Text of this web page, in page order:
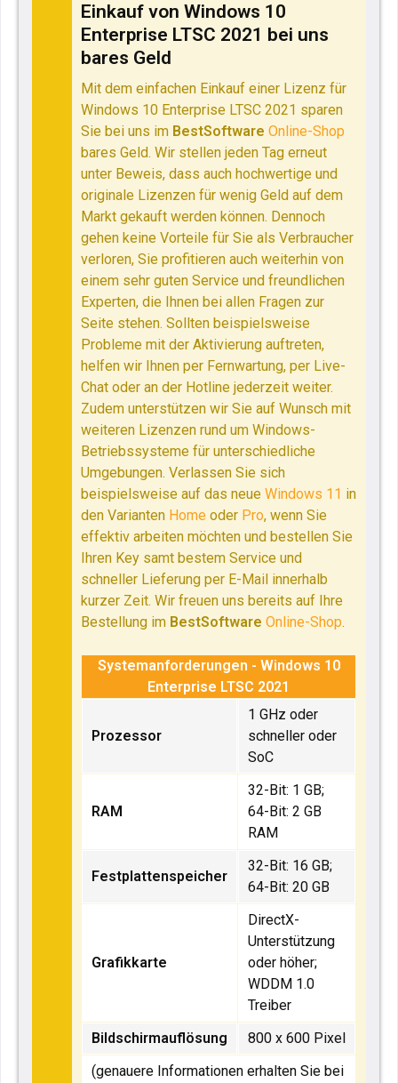
Einkauf von Windows 10
Enterprise LTSC 2021 bei uns
bares Geld
Mit dem einfachen Einkauf einer Lizenz für
Windows 10 Enterprise LTSC 2021 sparen
Sie bei uns im BestSoftware Online-Shop
bares Geld. Wir stellen jeden Tag erneut
unter Beweis, dass auch hochwertige und
originale Lizenzen für wenig Geld auf dem
Markt gekauft werden können. Dennoch
gehen keine Vorteile für Sie als Verbraucher
verloren, Sie profitieren auch weiterhin von
einem sehr guten Service und freundlichen
Experten, die Ihnen bei allen Fragen zur
Seite stehen. Sollten beispielsweise
Probleme mit der Aktivierung auftreten,
helfen wir Ihnen per Fernwartung, per Live-
Chat oder an der Hotline jederzeit weiter.
Zudem unterstützen wir Sie auf Wunsch mit
weiteren Lizenzen rund um Windows-
Betriebssysteme für unterschiedliche
Umgebungen. Verlassen Sie sich
beispielsweise auf das neueWindows 11 in
den Varianten Home oder Pro, wenn Sie
effektiv arbeiten möchten und bestellen Sie
Ihren Key samt bestem Service und
schneller Lieferung per E-Mail innerhalb
kurzer Zeit. Wir freuen uns bereits auf Ihre
Bestellung im BestSoftware Online-Shop.
Systemanforderungen - Windows 10
Enterprise LTSC 2021
Prozessor
1 GHz oder
schneller oder
SoC
RAM
32-Bit: 1 GB;
64-Bit: 2 GB
RAM
Festplattenspeicher
32-Bit: 16 GB;
64-Bit: 20 GB
Grafikkarte
DirectX-
Unterstützung
oder höher;
WDDM 1.0
Treiber
Bildschirmauflösung
800 x 600 Pixel
(genauere Informationen erhalten Sie bei